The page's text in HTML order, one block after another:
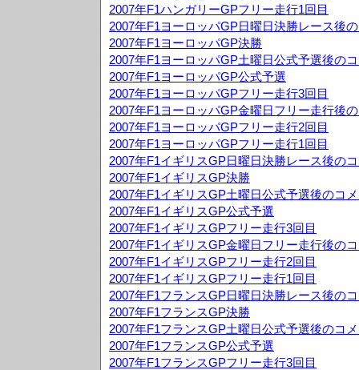
2007年F1ハンガリーGPフリー走行1回目
2007年F1ヨーロッパGP日曜日決勝レース後
2007年F1ヨーロッパGP決勝
2007年F1ヨーロッパGP土曜日公式予選後の
2007年F1ヨーロッパGP公式予選
2007年F1ヨーロッパGPフリー走行3回目
2007年F1ヨーロッパGP金曜日フリー走行後
2007年F1ヨーロッパGPフリー走行2回目
2007年F1ヨーロッパGPフリー走行1回目
2007年F1イギリスGP日曜日決勝レース後の
2007年F1イギリスGP決勝
2007年F1イギリスGP土曜日公式予選後のコ
2007年F1イギリスGP公式予選
2007年F1イギリスGPフリー走行3回目
2007年F1イギリスGP金曜日フリー走行後の
2007年F1イギリスGPフリー走行2回目
2007年F1イギリスGPフリー走行1回目
2007年F1フランスGP日曜日決勝レース後の
2007年F1フランスGP決勝
2007年F1フランスGP土曜日公式予選後のコ
2007年F1フランスGP公式予選
2007年F1フランスGPフリー走行3回目